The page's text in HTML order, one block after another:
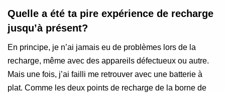
Quelle a été ta pire expérience de recharge
jusqu’à présent?
En principe, je n’ai jamais eu de problèmes lors de la
recharge, même avec des appareils défectueux ou autre.
Mais une fois, j’ai failli me retrouver avec une batterie à
plat. Comme les deux points de recharge de la borne de